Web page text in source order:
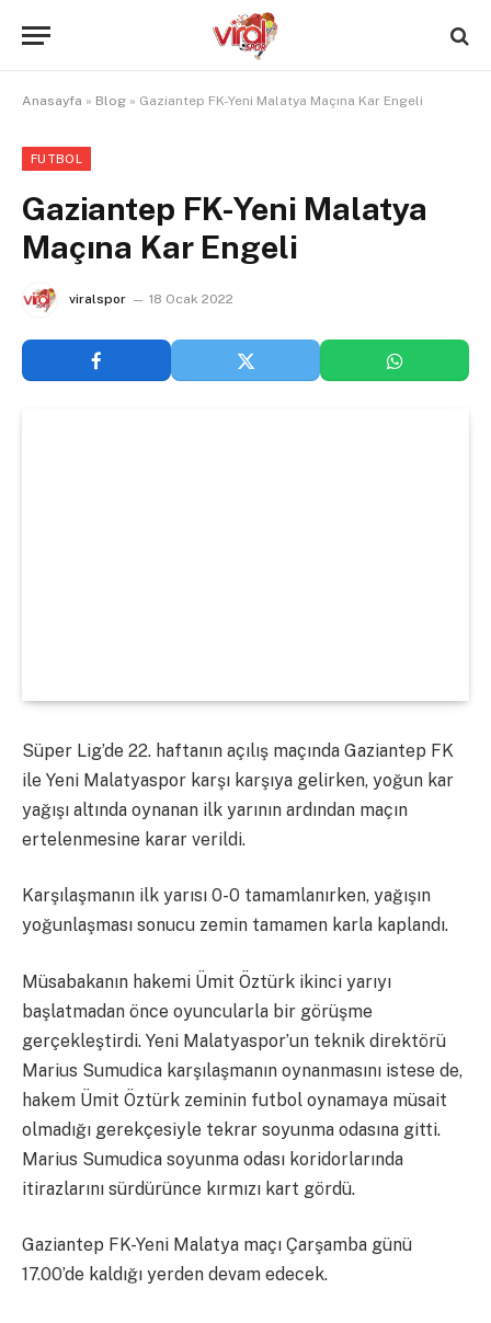
Anasayfa » Blog » Gaziantep FK-Yeni Malatya Maçına Kar Engeli
FUTBOL
Gaziantep FK-Yeni Malatya
Maçına Kar Engeli
viralspor 18 Ocak 2022
Süper Lig’de 22. haftanın açılış maçında Gaziantep FK
ile Yeni Malatyaspor karşı karşıya gelirken, yoğun kar
yağışı altında oynanan ilk yarının ardından maçın
ertelenmesine karar verildi.
Karşılaşmanın ilk yarısı 0-0 tamamlanırken, yağışın
yoğunlaşması sonucu zemin tamamen karla kaplandı.
Müsabakanın hakemi Ümit Öztürk ikinci yarıyı
başlatmadan önce oyuncularla bir görüşme
gerçekleştirdi. Yeni Malatyaspor’un teknik direktörü
Marius Sumudica karşılaşmanın oynanmasını istese de,
hakem Ümit Öztürk zeminin futbol oynamaya müsait
olmadığı gerekçesiyle tekrar soyunma odasına gitti.
Marius Sumudica soyunma odası koridorlarında
itirazlarını sürdürünce kırmızı kart gördü.
Gaziantep FK-Yeni Malatya maçı Çarşamba günü
17.00’de kaldığı yerden devam edecek.